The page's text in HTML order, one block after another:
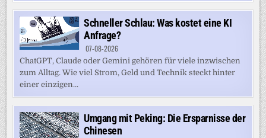
Schneller Schlau: Was kostet eine KI
Anfrage?
07-08-2026
ChatGPT, Claude oder Gemini gehören für viele inzwischen
zum Alltag. Wie viel Strom, Geld und Technik steckt hinter
einer einzigen...
Umgang mit Peking: Die Ersparnisse der
Chinesen